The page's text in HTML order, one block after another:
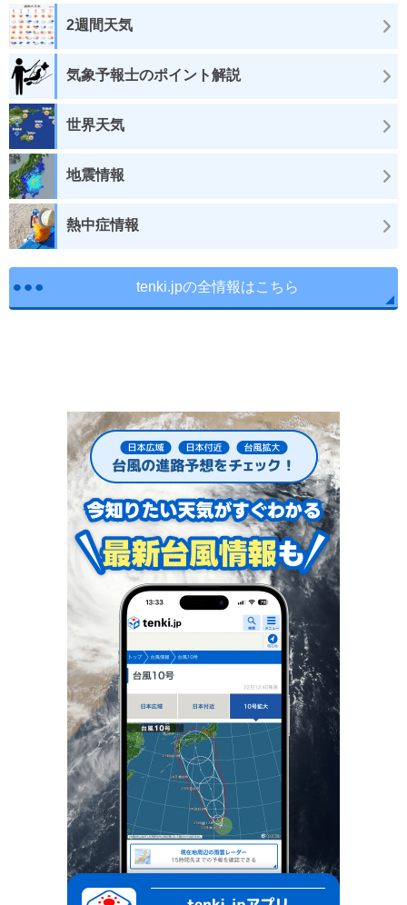
2週間天気
気象予報士のポイント解説
世界天気
地震情報
熱中症情報
tenki.jpの全情報はこちら